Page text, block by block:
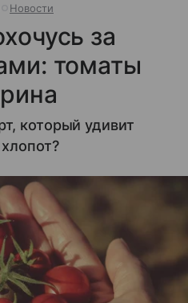
Новости
за
томаты
который удивит